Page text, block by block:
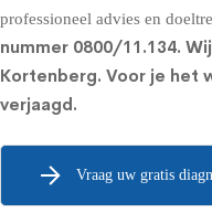
professioneel advies en
nummer 0800/11.134.
Kortenberg. Voor je het
verjaagd.
Vraag uw gratis